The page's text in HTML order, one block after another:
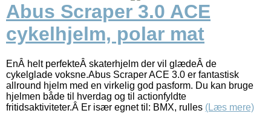
Abus Scraper 3.0 ACE
cykelhjelm, polar mat
EnÂ helt perfekteÂ skaterhjelm der vil glædeÂ de
cykelglade voksne.Abus Scraper ACE 3.0 er fantastisk
allround hjelm med en virkelig god pasform. Du kan bruge
hjelmen både til hverdag og til actionfyldte
fritidsaktiviteter.Â Er især egnet til: BMX, rulles (Læs mere)